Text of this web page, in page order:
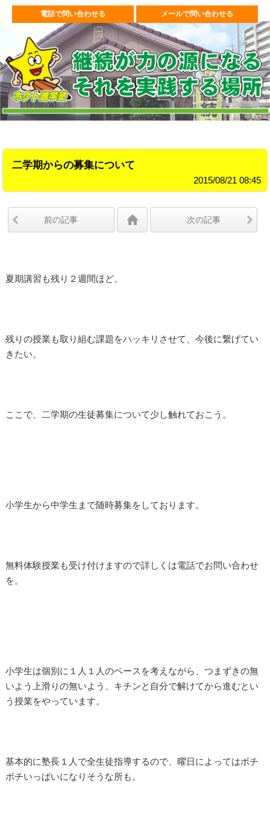
電話で問い合わせる メールで問い合わせる
二学期からの募集について
2015/08/21 08:45
前の記事 次の記事
夏期講習も残り２週間ほど。
残りの授業も取り組む課題をハッキリさせて、今後に繋げてい
きたい。
ここで、二学期の生徒募集について少し触れておこう。
小学生から中学生まで随時募集をしております。
無料体験授業も受け付けますので詳しくは電話でお問い合わせ
を。
小学生は個別に１人１人のペースを考えながら、つまずきの無
いよう上滑りの無いよう、キチンと自分で解けてから進むとい
う授業をやっています。
基本的に塾長１人で全生徒指導するので、曜日によってはボチ
ボチいっぱいになりそうな所も。